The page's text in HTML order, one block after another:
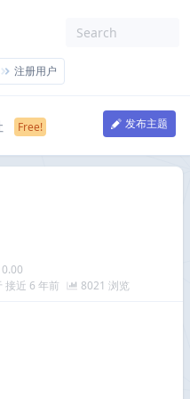
注册用户
发布主题
0.00
接近 6 年前 8021 浏览